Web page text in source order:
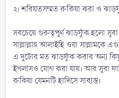
২। শরিয়তসম্মত রুকিয়া করা ও
সবচেয়ে গুরুত্বপূর্ণ ঝাড়ফুঁক হলো সূরা
সাল্লাল্লাহু আলাইহি ওয়া সাল্লামকে
এ দুটোর মত ঝাড়ফুঁক করার অন্য
ইখলাসও যোগ করা যায়। আর সূরা
রুকিয়া যেমনটি হাদিসে সাব্যস্ত।